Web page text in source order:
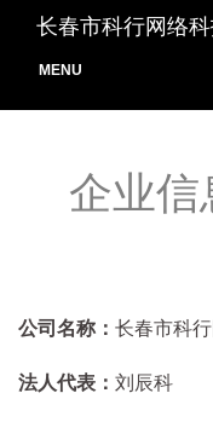
长春市科行网络
MENU
企业信
公司名称： 长春市科
法人代表： 刘辰科